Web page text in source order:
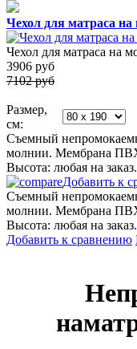
Чехол для матраса
Чехол для матраса на
3906 руб
7102 руб
Размер,
см:
Съемный
молнии. Мембрана
Высота: любая на заказ.
Добавить к
Съемный
молнии. Мембрана
Высота: любая на заказ.
Добавить к сравнению